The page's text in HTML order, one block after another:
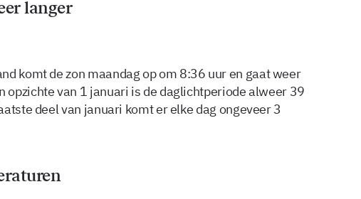
langer
komt de zon maandag op om 8:36 uur en gaat weer
opzichte van 1 januari is de daglichtperiode alweer 39
deel van januari komt er elke dag ongeveer 3